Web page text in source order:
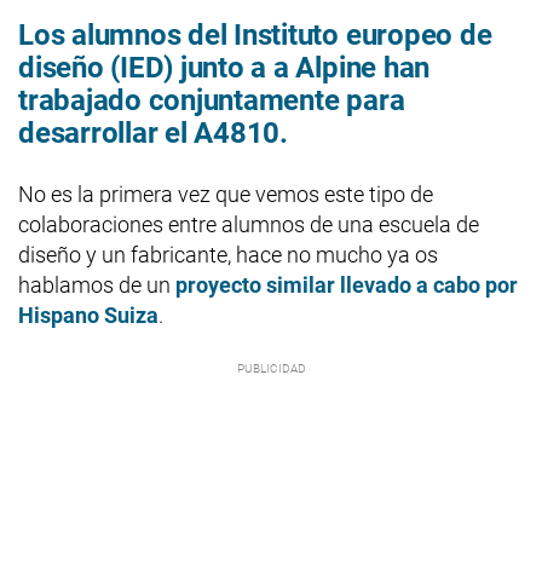
Los alumnos del Instituto europeo de
diseño (IED) junto a a Alpine han
trabajado conjuntamente para
desarrollar el A4810.
No es la primera vez que vemos este tipo de
colaboraciones entre alumnos de una escuela de
diseño y un fabricante, hace no mucho ya os
hablamos de un proyecto similar llevado a cabo por
Hispano Suiza.